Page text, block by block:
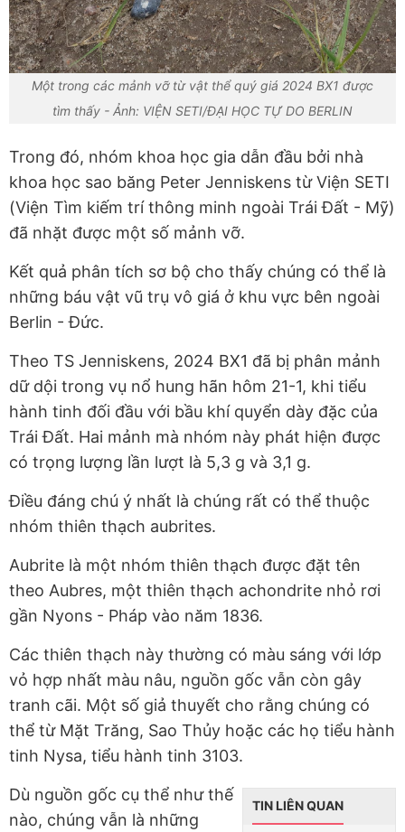
Một trong các mảnh vỡ từ vật thể quý giá 2024 BX1 được
tìm thấy - Ảnh: VIỆN SETI/ĐẠI HỌC TỰ DO BERLIN
Trong đó, nhóm khoa học gia dẫn đầu bởi nhà
khoa học sao băng Peter Jenniskens từ Viện SETI
(Viện Tìm kiếm trí thông minh ngoài Trái Đất - Mỹ)
đã nhặt được một số mảnh vỡ.
Kết quả phân tích sơ bộ cho thấy chúng có thể là
những báu vật vũ trụ vô giá ở khu vực bên ngoài
Berlin - Đức.
Theo TS Jenniskens, 2024 BX1 đã bị phân mảnh
dữ dội trong vụ nổ hung hãn hôm 21-1, khi tiểu
hành tinh đối đầu với bầu khí quyển dày đặc của
Trái Đất. Hai mảnh mà nhóm này phát hiện được
có trọng lượng lần lượt là 5,3 g và 3,1 g.
Điều đáng chú ý nhất là chúng rất có thể thuộc
nhóm thiên thạch aubrites.
Aubrite là một nhóm thiên thạch được đặt tên
theo Aubres, một thiên thạch achondrite nhỏ rơi
gần Nyons - Pháp vào năm 1836.
Các thiên thạch này thường có màu sáng với lớp
vỏ hợp nhất màu nâu, nguồn gốc vẫn còn gây
tranh cãi. Một số giả thuyết cho rằng chúng có
thể từ Mặt Trăng, Sao Thủy hoặc các họ tiểu hành
tinh Nysa, tiểu hành tinh 3103.
TIN LIÊN QUAN
Dù nguồn gốc cụ thể như thế
nào, chúng vẫn là những